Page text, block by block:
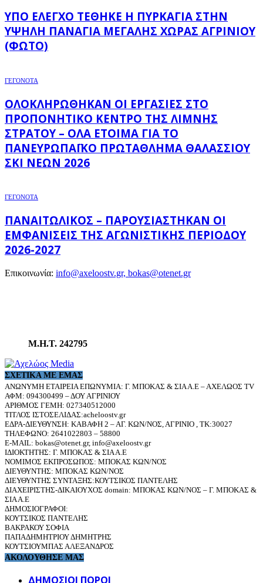
ΥΠΌ ΈΛΕΓΧΟ ΤΈΘΗΚΕ Η ΠΥΡΚΑΓΙΆ ΣΤΗΝ
ΥΨΗΛΉ ΠΑΝΑΓΙΆ ΜΕΓΆΛΗΣ ΧΏΡΑΣ ΑΓΡΙΝΊΟΥ
(ΦΩΤΌ)
ΓΕΓΟΝΟΤΑ
ΟΛΟΚΛΗΡΏΘΗΚΑΝ ΟΙ ΕΡΓΑΣΊΕΣ ΣΤΟ
ΠΡΟΠΟΝΗΤΙΚΌ ΚΈΝΤΡΟ ΤΗΣ ΛΊΜΝΗΣ
ΣΤΡΆΤΟΥ – ΌΛΑ ΈΤΟΙΜΑ ΓΙΑ ΤΟ
ΠΑΝΕΥΡΩΠΑΪΚΌ ΠΡΩΤΆΘΛΗΜΑ ΘΑΛΆΣΣΙΟΥ
ΣΚΙ ΝΈΩΝ 2026
ΓΕΓΟΝΟΤΑ
ΠΑΝΑΙΤΩΛΙΚΌΣ – ΠΑΡΟΥΣΙΆΣΤΗΚΑΝ ΟΙ
ΕΜΦΑΝΊΣΕΙΣ ΤΗΣ ΑΓΩΝΙΣΤΙΚΉΣ ΠΕΡΙΌΔΟΥ
2026-2027
Επικοινωνία: info@axeloostv.gr, bokas@otenet.gr
Μ.Η.Τ. 242795
ΣΧΕΤΙΚΆ ΜΕ ΕΜΆΣ
ΑΝΩΝΥΜΗ ΕΤΑΙΡΕΙΑ ΕΠΩΝΥΜΙΑ: Γ. ΜΠΟΚΑΣ & ΣΙΑ Α.Ε – ΑΧΕΛΩΟΣ TV
ΑΦΜ: 094300499 – ΔΟΥ ΑΓΡΙΝΙΟΥ
ΑΡΙΘΜΟΣ ΓΕΜΗ: 027340512000
ΤΙΤΛΟΣ ΙΣΤΟΣΕΛΙΔΑΣ:acheloostv.gr
ΕΔΡΑ-ΔΙΕΥΘΥΝΣΗ: ΚΑΒΑΦΗ 2 – ΑΓ. ΚΩΝ/ΝΟΣ, ΑΓΡΙΝΙΟ , ΤΚ:30027
ΤΗΛΕΦΩΝΟ: 2641022803 – 58800
E-MAIL: bokas@otenet.gr, info@axeloostv.gr
ΙΔΙΟΚΤΗΤΗΣ: Γ. ΜΠΟΚΑΣ & ΣΙΑ Α.Ε
ΝΟΜΙΜΟΣ ΕΚΠΡΟΣΩΠΟΣ: ΜΠΟΚΑΣ ΚΩΝ/ΝΟΣ
ΔΙΕΥΘΥΝΤΗΣ: ΜΠΟΚΑΣ ΚΩΝ/ΝΟΣ
ΔΙΕΥΘΥΝΤΗΣ ΣΥΝΤΑΞΗΣ:ΚΟΥΤΣΙΚΟΣ ΠΑΝΤΕΛΗΣ
ΔΙΑΧΕΙΡΙΣΤΗΣ-ΔΙΚΑΙΟΥΧΟΣ domain: ΜΠΟΚΑΣ ΚΩΝ/ΝΟΣ – Γ. ΜΠΟΚΑΣ &
ΣΙΑ Α.Ε
ΔΗΜΟΣΙΟΓΡΑΦΟΙ:
ΚΟΥΤΣΙΚΟΣ ΠΑΝΤΕΛΗΣ
ΒΑΚΡΑΚΟΥ ΣΟΦΙΑ
ΠΑΠΑΔΗΜΗΤΡΙΟΥ ΔΗΜΗΤΡΗΣ
ΚΟΥΤΣΙΟΥΜΠΑΣ ΑΛΕΞΑΝΔΡΟΣ
ΑΚΟΛΟΥΘΗΣΕ ΜΑΣ
ΔΗΜΟΣΙΟΙ ΠΟΡΟΙ